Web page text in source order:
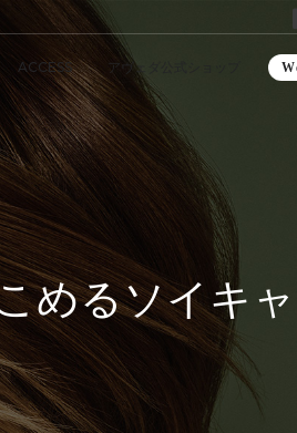
ACCESS アヴェダ公式ショップ
めるソイキ